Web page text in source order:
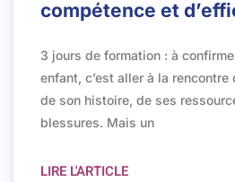
compétence et
3 jours de formation : à
enfant, c’est aller à la
de son histoire, de ses
blessures. Mais un
LIRE L'ARTICLE